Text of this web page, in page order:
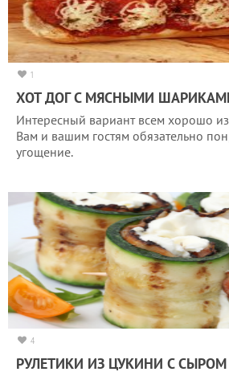
1
ХОТ ДОГ С МЯСНЫМИ
Интересный вариант всем хорошо
Вам и вашим гостям обязательно
угощение.
4
РУЛЕТИКИ ИЗ ЦУКИНИ С